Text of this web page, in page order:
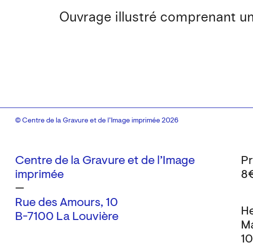
Ouvrage illustré comprenant
Centre de la Gravure et de l’Image
imprimée
—
Rue des Amours, 10
B-7100 La Louvière
© Centre de la Gravure et de l’Image imprimée 2026